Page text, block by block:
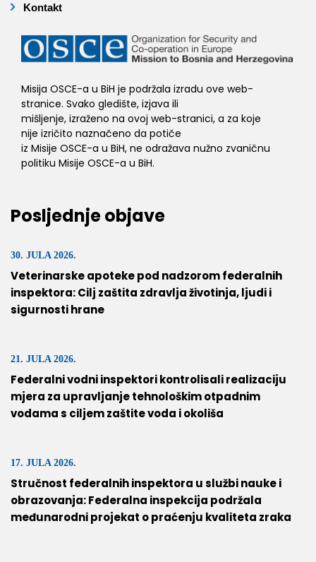
Kontakt
Misija OSCE-a u BiH je podržala izradu ove web-
stranice. Svako gledište, izjava ili
mišljenje, izraženo na ovoj web-stranici, a za koje
nije izričito naznačeno da potiče
iz Misije OSCE-a u BiH, ne odražava nužno zvaničnu
politiku Misije OSCE-a u BiH.
Posljednje objave
30. JULA 2026.
Veterinarske apoteke pod nadzorom federalnih
inspektora: Cilj zaštita zdravlja životinja, ljudi i
sigurnosti hrane
21. JULA 2026.
Federalni vodni inspektori kontrolisali realizaciju
mjera za upravljanje tehnološkim otpadnim
vodama s ciljem zaštite voda i okoliša
17. JULA 2026.
Stručnost federalnih inspektora u službi nauke i
obrazovanja: Federalna inspekcija podržala
međunarodni projekat o praćenju kvaliteta zraka